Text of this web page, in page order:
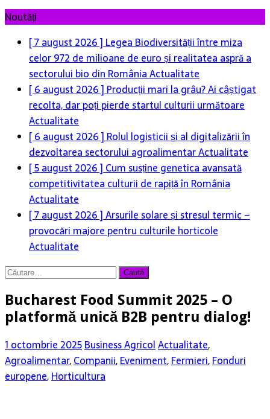
Noutăți
[ 7 august 2026 ] Legea Biodiversității între miza
celor 972 de milioane de euro și realitatea aspră a
sectorului bio din RomâniaActualitate
[ 6 august 2026 ]Producții mari la grâu? Ai câștigat
recolta, dar poți pierde startul culturii următoare
Actualitate
[ 6 august 2026 ]Rolul logisticii și al digitalizării în
dezvoltarea sectorului agroalimentarActualitate
[ 5 august 2026 ]
competitivitatea culturii de rapiță în România
Actualitate
[ 7 august 2026 ]Arsurile solare și stresul termic –
provocări majore pentru culturile horticole
Actualitate
Caută
Bucharest Food Summit 2025 – O
platformă unică B2B pentru dialog!
1 octombrie 2025Business AgricolActualitate
Agroalimentar,Companii, Eveniment,Fermieri,Fonduri
europene
Ediţia a VIII-a Bucharest Food Summit – „De la furcă la